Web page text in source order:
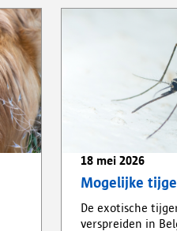
18 mei 2026
Mogelijke
De exotische
verspreiden in